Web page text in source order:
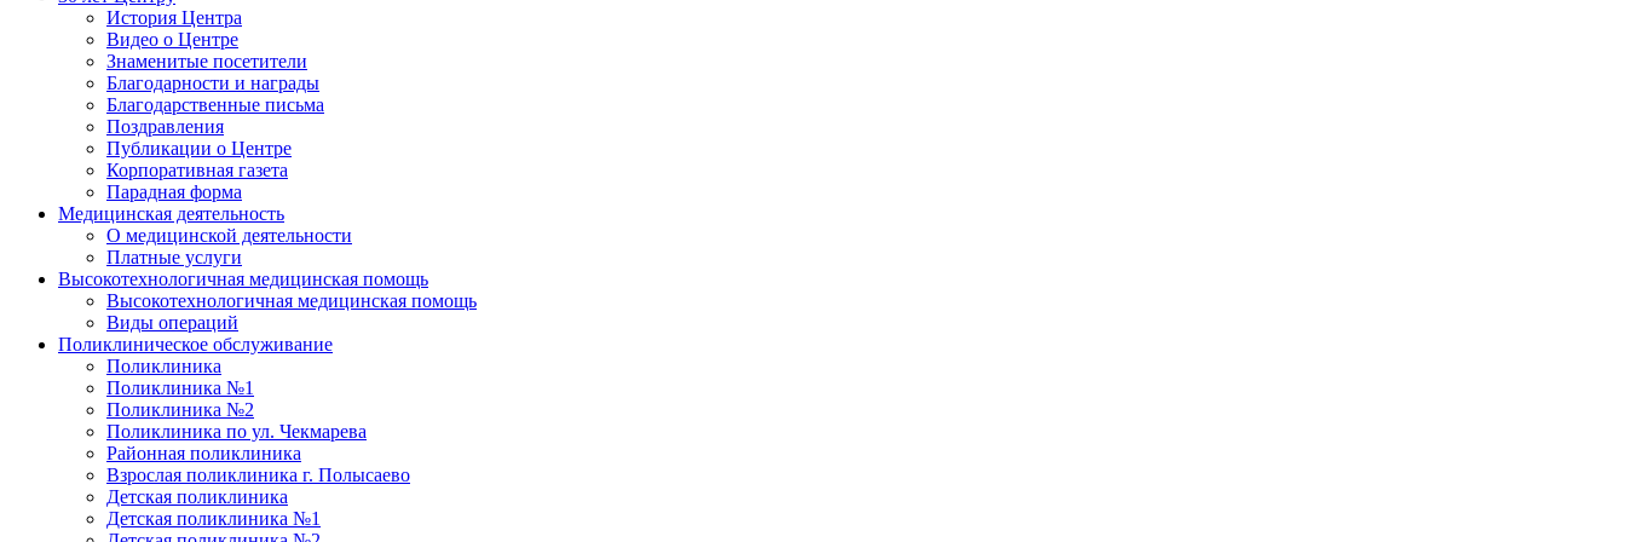
История Центра
Видео о Центре
Знаменитые посетители
Благодарности и награды
Благодарственные письма
Поздравления
Публикации о Центре
Корпоративная газета
Парадная форма
Медицинская деятельность
О медицинской деятельности
Платные услуги
Высокотехнологичная медицинская помощь
Высокотехнологичная медицинская помощь
Виды операций
Поликлиническое обслуживание
Поликлиника
Поликлиника №1
Поликлиника №2
Поликлиника по ул. Чекмарева
Районная поликлиника
Взрослая поликлиника г. Полысаево
Детская поликлиника
Детская поликлиника №1